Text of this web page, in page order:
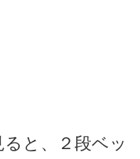
と、２段ベッ